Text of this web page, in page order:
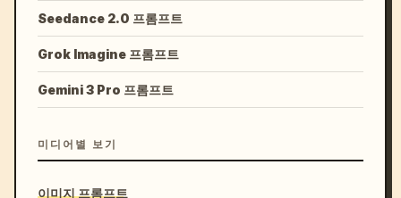
Seedance 2.0 프롬프트
Grok Imagine 프롬프트
Gemini 3 Pro 프롬프트
미디어별 보기
이미지 프롬프트